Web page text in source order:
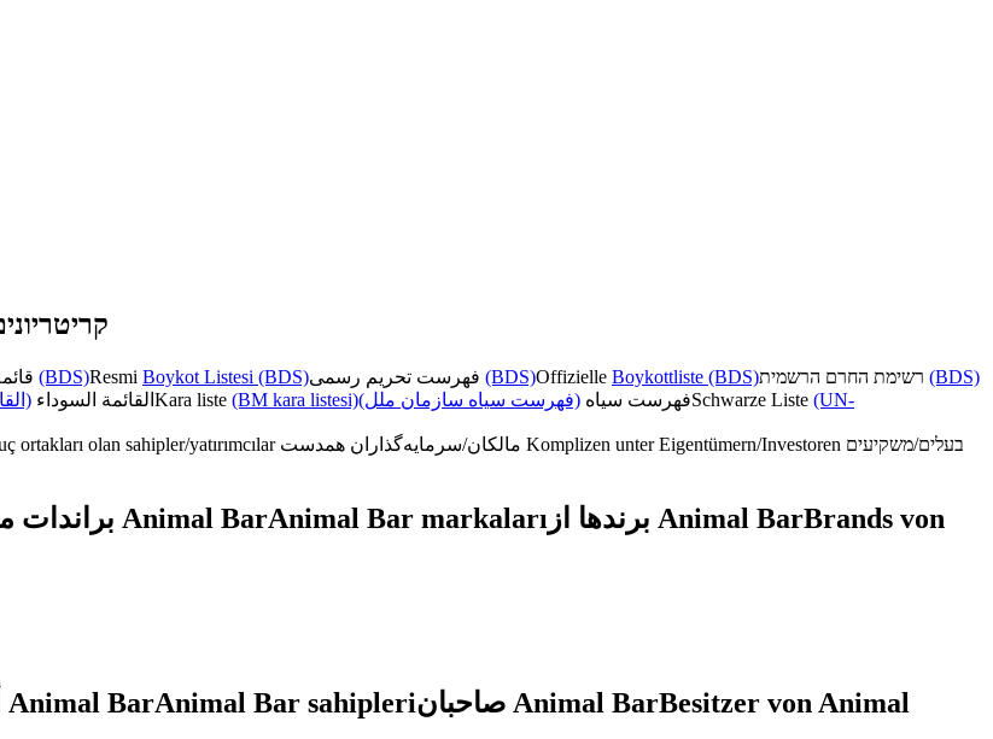
(BDS)Resmi Boykot Listesi (BDS) (BDS)Offizielle Boykottliste (BDS)
(BDS)
القائمة السوداء Kara liste (BM kara listesi) فهرست سیاه (فهرست سیاه سازمان ملل) Schwarze Liste (UN-
ortakları olan sahipler/yatırımcılar Komplizen unter Eigentümern/Investoren בעלים/משקיעים
براندات من Animal BarAnimal Bar markaları برندها از Animal BarBrands von
أصحاب Animal BarAnimal Bar sahipleri صاحبان Animal BarBesitzer von Animal